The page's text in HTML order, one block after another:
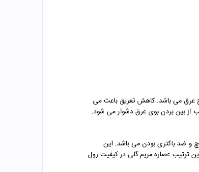
عرق می باشد. کاهش تعریق باعث می
از بین بردن بوی عرق دشوار می شود.
و ضد باکتری بودن می باشد. این
ترتیب عصاره مریم گلی در کیفیت رول